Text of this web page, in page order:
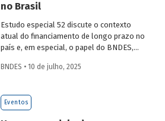
no Brasil
Estudo especial 52 discute o contexto
atual do financiamento de longo prazo no
país e, em especial, o papel do BNDES,
mercado de crédito e a evolução das
BNDES • 10 de julho, 2025
Eventos